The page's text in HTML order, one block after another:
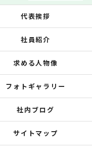
代表挨拶
社員紹介
求める人物像
フォトギャラリー
社内ブログ
サイトマップ